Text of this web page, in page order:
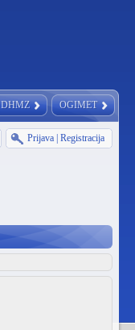
DHMZ OGIMET
Prijava Registracija